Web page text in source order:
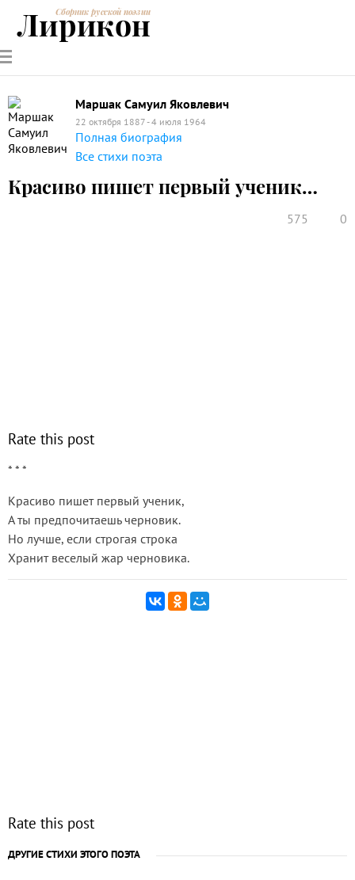
РУССКИЕ
ПОЭТЫ
СОВРЕМЕННИКИЭНЦИКЛОПЕДИЯ
ПОЭЗИИ
Сборник русской поэзии
Лирикон
Маршак Самуил Яковлевич
22 октября 1887 - 4 июля 1964
Полная биография
Все стихи поэта
Красиво пишет первый ученик…
575 0
Rate this post
* * *
Красиво пишет первый ученик,
А ты предпочитаешь черновик.
Но лучше, если строгая строка
Хранит веселый жар черновика.
Rate this post
ДРУГИЕ СТИХИ ЭТОГО ПОЭТА